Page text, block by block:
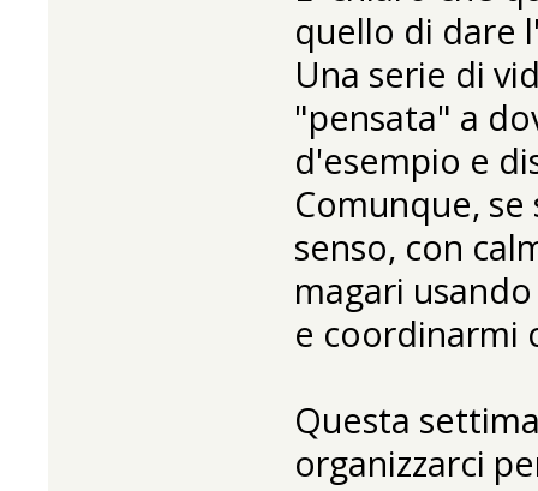
quello di dare
Una serie di
"pensata" a
d'esempio e
Comunque, se
senso, con
magari
e coordinarmi
Questa
organizzarci